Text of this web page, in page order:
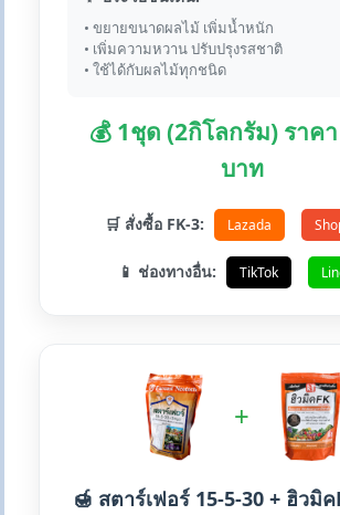
• ขยายขนาดผลไม้ เพิ่มน้ำหนัก
• เพิ่มความหวาน ปรับปรุงรสชาติ
• ใช้ได้กับผลไม้ทุกชนิด
💰 1ชุด (2กิโลกรัม) ราค
บาท
🛒 สั่งซื้อ FK-3: Lazada
📱 ช่องทางอื่น: TikTok
+
🍯 สตาร์เฟอร์ 15-5-30 + ฮิวมิค